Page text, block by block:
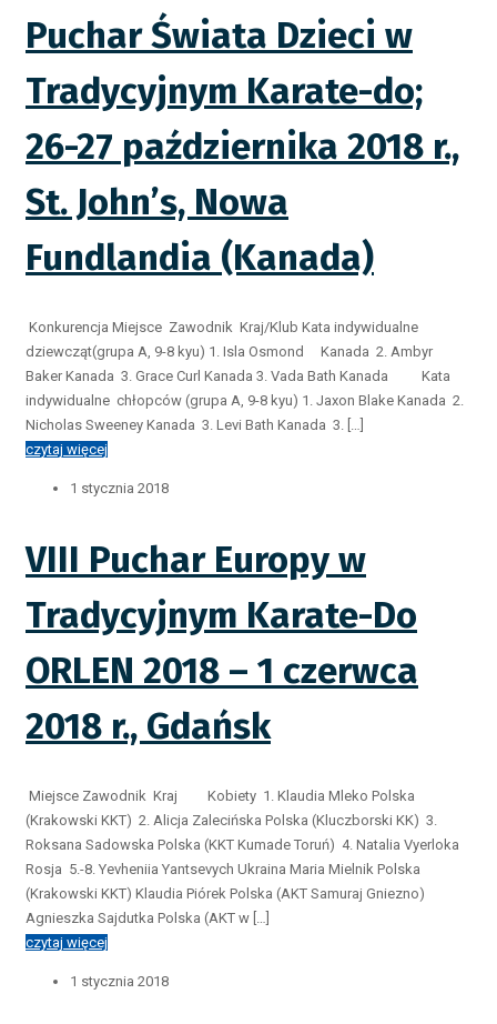
Puchar Świata Dzieci w
Tradycyjnym Karate-do;
26-27 października 2018 r.,
St. John’s, Nowa
Fundlandia (Kanada)
Konkurencja Miejsce Zawodnik Kraj/Klub Kata indywidualne
dziewcząt(grupa A, 9-8 kyu) 1. Isla Osmond Kanada 2. Ambyr
Baker Kanada 3. Grace Curl Kanada 3. Vada Bath Kanada Kata
indywidualne chłopców (grupa A, 9-8 kyu) 1. Jaxon Blake Kanada 2.
Nicholas Sweeney Kanada 3. Levi Bath Kanada 3. […]
czytaj więcej
1 stycznia 2018
VIII Puchar Europy w
Tradycyjnym Karate-Do
ORLEN 2018 – 1 czerwca
2018 r., Gdańsk
Miejsce Zawodnik Kraj Kobiety 1. Klaudia Mleko Polska
(Krakowski KKT) 2. Alicja Zalecińska Polska (Kluczborski KK) 3.
Roksana Sadowska Polska (KKT Kumade Toruń) 4. Natalia Vyerloka
Rosja 5.-8. Yevheniia Yantsevych Ukraina Maria Mielnik Polska
(Krakowski KKT) Klaudia Piórek Polska (AKT Samuraj Gniezno)
Agnieszka Sajdutka Polska (AKT w […]
czytaj więcej
1 stycznia 2018